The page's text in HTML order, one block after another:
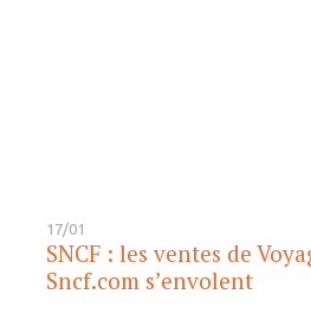
17/01
SNCF : les ventes de
Sncf.com s’envolent